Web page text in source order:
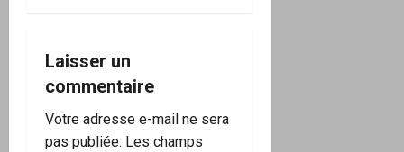
o
n
d
Laisser un
commentaire
Votre adresse e-mail ne sera
pas publiée. Les champs